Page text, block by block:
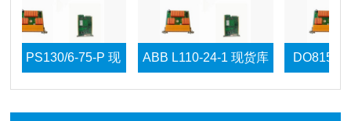
6-75-P 现
PS 130/6-75-P
ABB L110-24-1 现货库
存
DO815 包邮价